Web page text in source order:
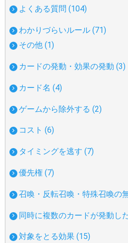
よくある質問 (104)
わかりづらいルール (71)
その他 (1)
カードの発動・効果の発動 (3)
カード名 (4)
ゲームから除外する (2)
コスト (6)
タイミングを逃す (7)
優先権 (7)
召喚・反転召喚・特殊召喚の
同時に複数のカードが発動し
対象をとる効果 (15)